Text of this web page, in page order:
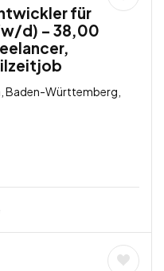
für
d) – 38,00
Baden-Württemberg,